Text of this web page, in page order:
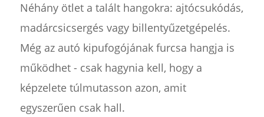
Néhány ötlet a talált hangokra: ajtócsukódás,
madárcsicsergés vagy billentyűzetgépelés.
Még az autó kipufogójának furcsa hangja is
működhet - csak hagynia kell, hogy a
képzelete túlmutasson azon, amit
egyszerűen csak hall.